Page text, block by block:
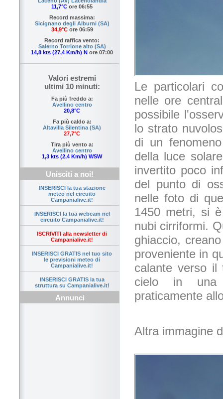
11,7°C ore 06:55
Record massima:
Sicignano degli Alburni (SA)
34,9°Core 06:59
Record raffica vento:
Salerno Torrione alto (SA)
14,8 kts (27,4 Km/h) N ore 07:00
Valori estremi
ultimi 10 minuti:
Fa più freddo a:
Avellino centro
20,8°C
Fa più caldo a:
Altavilla Silentina (SA)
27,7°C
Tira più vento a:
Avellino centro
1,3 kts (2,4 Km/h) WSW
Unisciti a noi!
INSERISCI la tua stazione
meteo nel circuito
Campanialive.it!
INSERISCI la tua webcam nel
circuito Campanialive.it!
ISCRIVITI alla newsletter di
Campanialive.it!
INSERISCI GRATIS nel tuo sito
le previsioni meteo di
Campanialive.it!
INSERISCI GRATIS la tua
struttura su Campanialive.it!
Annunci
Le particolari
nelle ore
possibile
lo strato
di un
della luce
invertito poco
del punto di
nelle foto di
1450 metri, si
nubi cirriformi.
ghiaccio,
proveniente in
calante verso il
cielo in una
praticamente
Altra immagine